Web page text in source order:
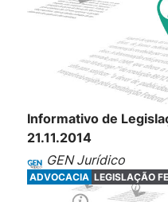
Informativo de
21.11.2014
GEN Jurídico
ADVOCACIA LEGISLAÇÃO